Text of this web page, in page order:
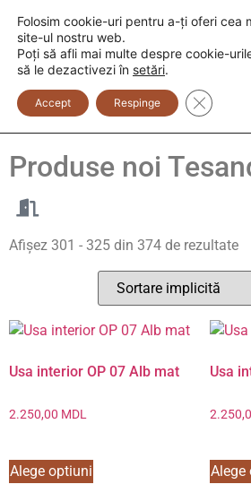
+373 600 888 33
Noutati
Produse noi
Afișez 301 - 325 din 374 de rezultate
Usa interior OP 07 Alb mat
2.250,00 MDL
Alege optiuni
Usa
Alege
Folosim cookie-uri pentru a-ți oferi cea
site-ul nostru web.
Poți să afli mai multe despre cookie-
să le dezactivezi în setări.
Accept Respinge Close